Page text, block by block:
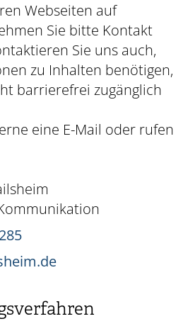
Webseiten auf
Sie bitte Kontakt
Sie uns auch,
zu Inhalten benötigen,
barrierefrei zugänglich
eine E-Mail oder rufen